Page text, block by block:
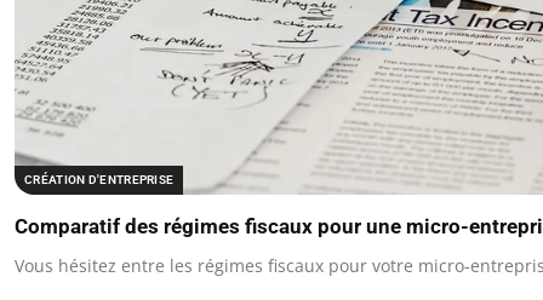
CRÉATION D'ENTREPRISE
Comparatif des régimes fiscaux pour une micro-
Vous hésitez entre les régimes fiscaux pour votre micro-